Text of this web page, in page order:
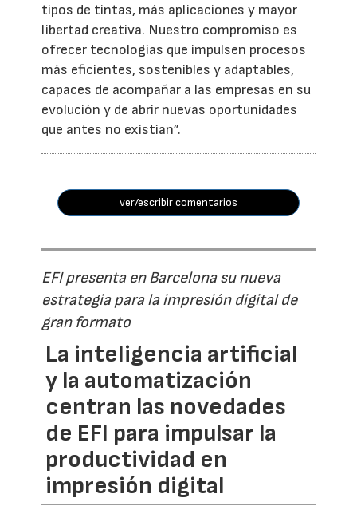
tipos de tintas, más aplicaciones y mayor
libertad creativa. Nuestro compromiso es
ofrecer tecnologías que impulsen procesos
más eficientes, sostenibles y adaptables,
capaces de acompañar a las empresas en su
evolución y de abrir nuevas oportunidades
que antes no existían”.
ver/escribir comentarios
EFI presenta en Barcelona su nueva
estrategia para la impresión digital de
gran formato
La inteligencia artificial
y la automatización
centran las novedades
de EFI para impulsar la
productividad en
impresión digital